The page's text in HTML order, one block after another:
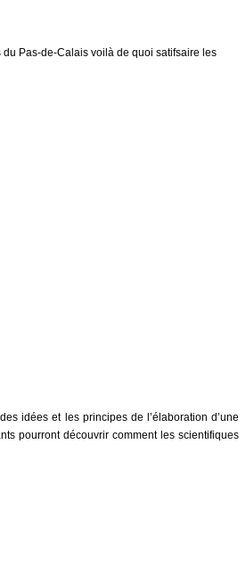
Pas-de-Calais voilà de quoi satifsaire les
idées et les principes de l’élaboration d’une
pourront découvrir comment les scientifiques